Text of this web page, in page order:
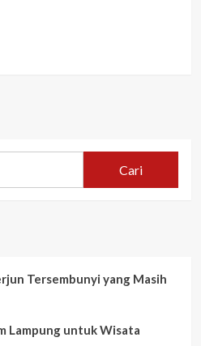
Cari
Tersembunyi yang Masih
Lampung untuk Wisata